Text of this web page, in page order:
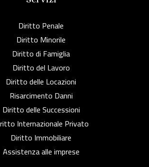
Diritto Penale
Diritto Minorile
Diritto di Famiglia
Diritto del Lavoro
Diritto delle Locazioni
Risarcimento Danni
Diritto delle Successioni
Internazionale Privato
Diritto Immobiliare
Assistenza alle imprese